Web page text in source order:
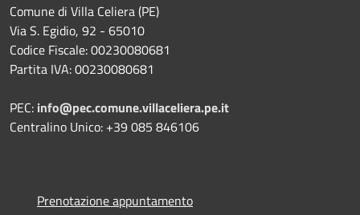
Comune di Villa Celiera (PE)
Via S. Egidio, 92 - 65010
Codice Fiscale: 00230080681
Partita IVA: 00230080681
PEC: info@pec.comune.villaceliera.pe.it
Centralino Unico: +39 085 846106
Prenotazione appuntamento